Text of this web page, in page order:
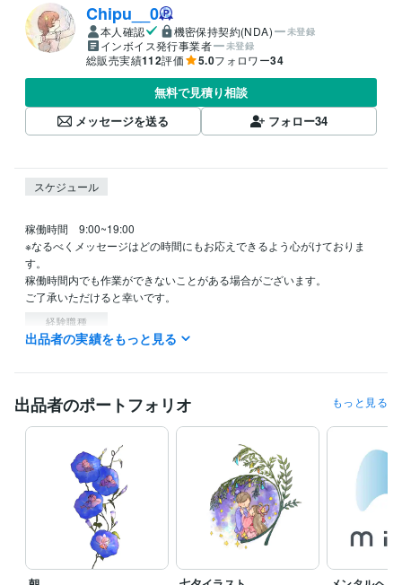
Chipu__0
本人確認 機密保持契約(NDA) 未登録
インボイス発行事業者 未登録
総販売実績112評価 5.0フォロワー34
無料で見積り相談
メッセージを送る
フォロー34
スケジュール
稼働時間　9:00~19:00
※なるべくメッセージはどの時間にもお応えできるよう心がけておりま
す。
稼働時間内でも作業ができないことがある場合がございます。
ご了承いただけると幸いです。
経験職種
イラストレーター・漫画家 / イラストレーター
ビジネス・クリエイティブツール
DaVinci Resolve:5年CapCut:5年
Canva:3年
CLIP STUDIO PAINT:10年Studio One:1年
得意分野
イラスト作成・漫画制作
イラスト イラスト作
Web制作・HP作成・EC構築 チラシ作成
出品者の実績をもっと見る
出品者のポートフォリオ もっと見る